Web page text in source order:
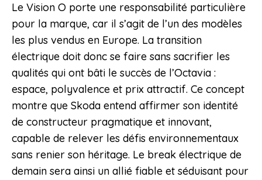
Le Vision O porte une responsabilité particulière
pour la marque, car il s’agit de l’un des modèles
les plus vendus en Europe. La transition
électrique doit donc se faire sans sacrifier les
qualités qui ont bâti le succès de l’Octavia :
espace, polyvalence et prix attractif. Ce concept
montre que Skoda entend affirmer son identité
de constructeur pragmatique et innovant,
capable de relever les défis environnementaux
sans renier son héritage. Le break électrique de
demain sera ainsi un allié fiable et séduisant pour